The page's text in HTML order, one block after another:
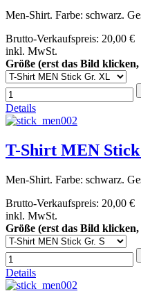
Men-Shirt. Farbe: schwarz.
Brutto-Verkaufspreis: 20,00 €
inkl. MwSt.
Größe (erst das Bild
Details
T-Shirt MEN
Men-Shirt. Farbe: schwarz.
Brutto-Verkaufspreis: 20,00 €
inkl. MwSt.
Größe (erst das Bild
Details